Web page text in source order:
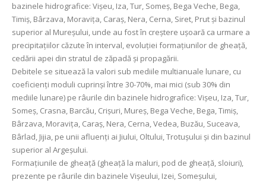
bazinele hidrografice: Vișeu, Iza, Tur, Someș, Bega Veche, Bega,
Timiș, Bârzava, Moravița, Caraș, Nera, Cerna, Siret, Prut și bazinul
superior al Mureșului, unde au fost în creştere ușoară ca urmare a
precipitațiilor căzute în interval, evoluției formațiunilor de gheață,
cedării apei din stratul de zăpadă și propagării.
Debitele se situează la valori sub mediile multianuale lunare, cu
coeficienți moduli cuprinși între 30-70%, mai mici (sub 30% din
mediile lunare) pe râurile din bazinele hidrografice: Vișeu, Iza, Tur,
Someș, Crasna, Barcău, Crișuri, Mureș, Bega Veche, Bega, Timiș,
Bârzava, Moravița, Caraș, Nera, Cerna, Vedea, Buzău, Suceava,
Bârlad, Jijia, pe unii afluenți ai Jiului, Oltului, Trotușului și din bazinul
superior al Argeşului.
Formațiunile de gheață (gheață la maluri, pod de gheață, sloiuri),
prezente pe râurile din bazinele Vișeului, Izei, Someșului,